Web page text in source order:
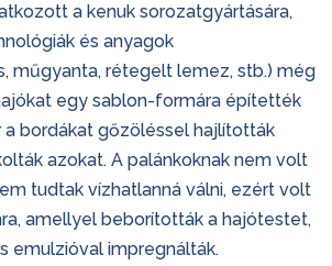
a kenuk sorozatgyártására,
és anyagok
műgyanta, rétegelt lemez, stb.) még
egy sablon-formára építették
a bordákat gőzöléssel hajlították
azokat. A palánkoknak nem volt
tudtak vízhatlanná válni, ezért volt
amellyel beborították a hajótestet,
emulzióval impregnálták.